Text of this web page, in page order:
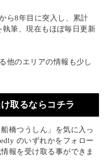
ら8年目に突入し、累計
執筆、現在もほぼ毎日更新
他のエリアの情報も少し
取るならコチラ
橋つうしん」を気に入っ
のいずれかをフォロー
報を受け取る事ができま